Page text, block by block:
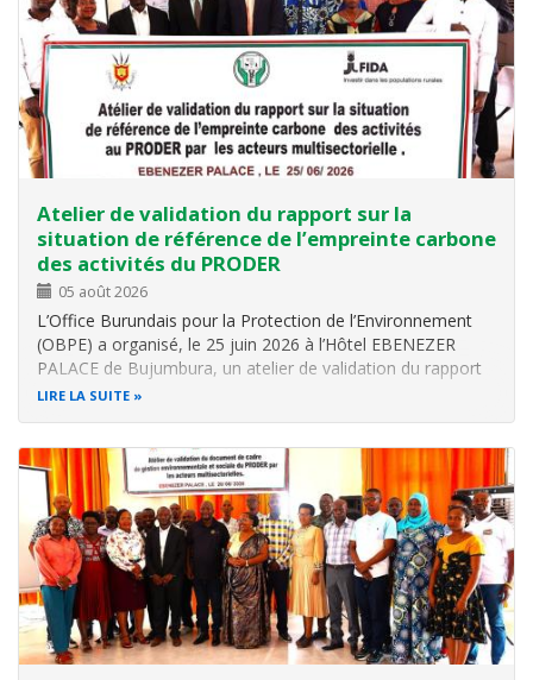
Atelier de validation du rapport sur la
situation de référence de l’empreinte carbone
des activités du PRODER
05 août 2026
L’Office Burundais pour la Protection de l’Environnement
(OBPE) a organisé, le 25 juin 2026 à l’Hôtel EBENEZER
PALACE de Bujumbura, un atelier de validation du rapport
sur la situation de référence de l’empreinte carbone des
LIRE LA SUITE